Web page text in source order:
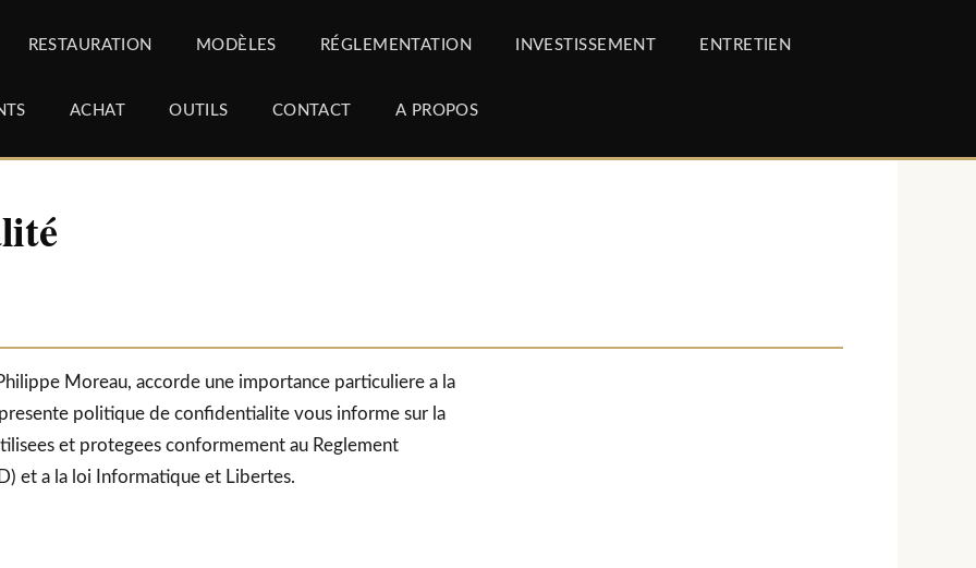
RESTAURATION MODÈLES RÉGLEMENTATION INVESTISSEMENT ENTRETIEN
ACHAT OUTILS CONTACT A PROPOS
Moreau, accorde une importance particuliere a la
politique de confidentialite vous informe sur la
et protegees conformement au Reglement
et a la loi Informatique et Libertes.